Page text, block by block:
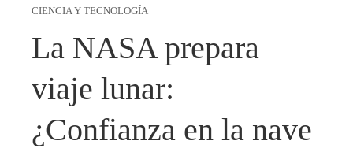
CIENCIA Y TECNOLOGÍA
La NASA prepara
viaje lunar:
¿Confianza en la nave